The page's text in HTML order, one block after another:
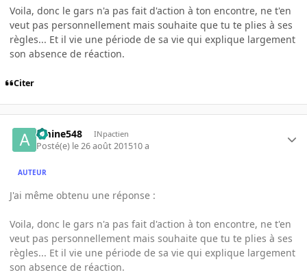
Voila, donc le gars n'a pas fait d'action à ton encontre, ne t'en
veut pas personnellement mais souhaite que tu te plies à ses
règles... Et il vie une période de sa vie qui explique largement
son absence de réaction.
Citer
amine548 INpactien
Posté(e) le 26 août 201510 a
AUTEUR
J'ai même obtenu une réponse :
Voila, donc le gars n'a pas fait d'action à ton encontre, ne t'en
veut pas personnellement mais souhaite que tu te plies à ses
règles... Et il vie une période de sa vie qui explique largement
son absence de réaction.